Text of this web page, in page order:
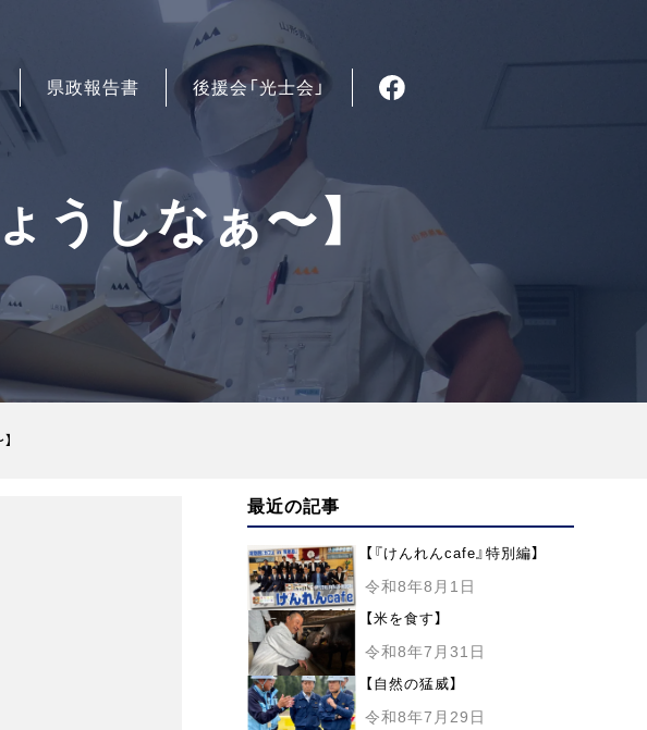
県政報告書 後援会「光士会」
うしなぁ〜】
最近の記事
【『けんれんcafe』特別編】
令和8年8月1日
【米を食す】
令和8年7月31日
【自然の猛威】
令和8年7月29日